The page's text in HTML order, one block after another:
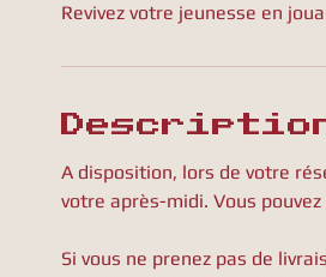
Revivez votre jeunesse en
A disposition, lors de votre
votre après-midi. Vous
Si vous ne prenez pas de